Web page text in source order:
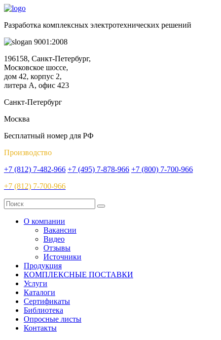
Разработка комплексных электротехнических решений
9001:2008
196158, Санкт-Петербург,
Московское шоссе,
дом 42, корпус 2,
литера А, офис 423
Санкт-Петербург
Москва
Бесплатный номер для РФ
Производство
+7 (812) 7-482-966 +7 (495) 7-878-966 +7 (800) 7-700-966
+7 (812) 7-700-966
О компании
Вакансии
Видео
Отзывы
Источники
Продукция
КОМПЛЕКСНЫЕ ПОСТАВКИ
Услуги
Каталоги
Сертификаты
Библиотека
Опросные листы
Контакты